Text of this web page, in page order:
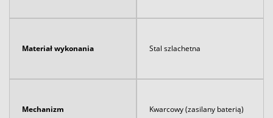
Materiał wykonania Stal szlachetna
Mechanizm Kwarcowy (zasilany baterią)